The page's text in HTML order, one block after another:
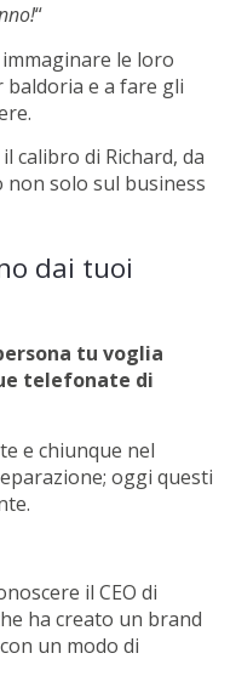
“
le loro
baldoria e a fare gli
calibro di Richard, da
solo sul business
dai tuoi
tu voglia
telefonate di
e chiunque nel
oggi questi
il CEO di
ha creato un brand
un modo di